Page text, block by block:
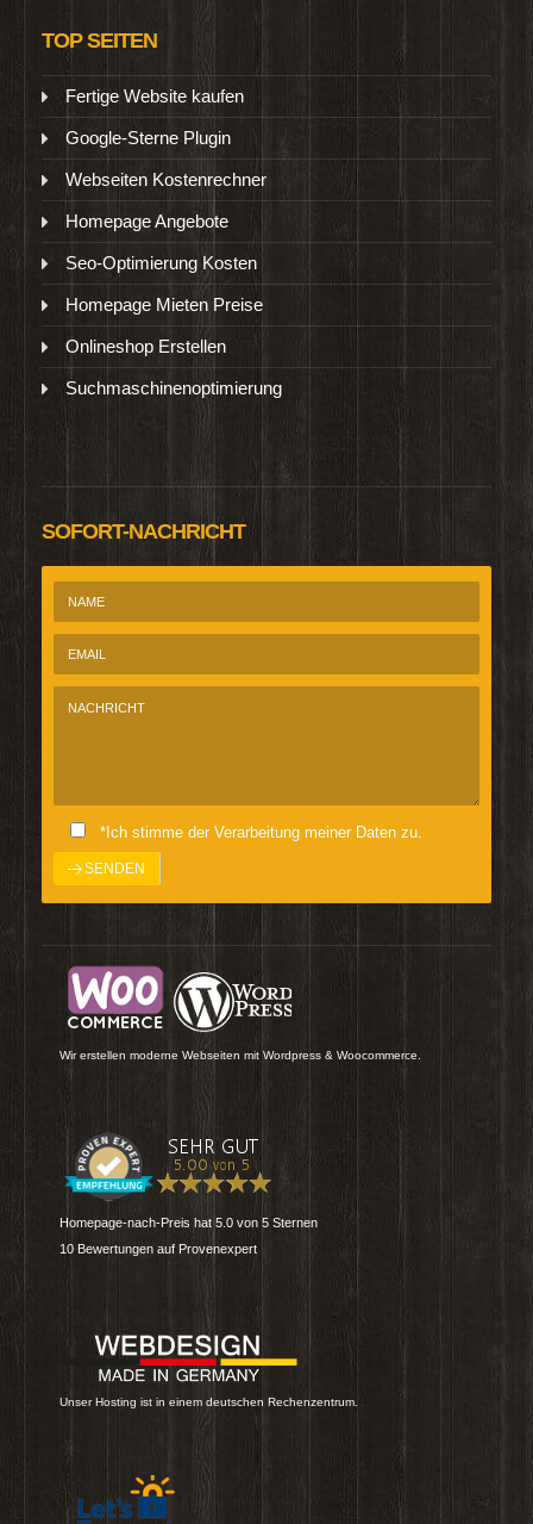
TOP SEITEN
Fertige Website kaufen
Google-Sterne Plugin
Webseiten Kostenrechner
Homepage Angebote
Seo-Optimierung Kosten
Homepage Mieten Preise
Onlineshop Erstellen
Suchmaschinenoptimierung
SOFORT-NACHRICHT
*Ich stimme der Verarbeitung meiner Daten zu.
Wir erstellen moderne Webseiten mit Wordpress & Woocommerce.
Homepage-nach-Preis hat 5.0 von 5 Sternen
10 Bewertungen auf Provenexpert
Unser Hosting ist in einem deutschen Rechenzentrum.